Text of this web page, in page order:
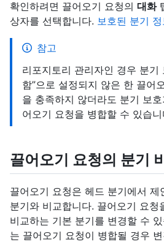
확인하려면 끌어오기 요청의 대화
상자를 선택합니다. 보호된 분기 정
참고
리포지토리 관리자인 경우 분기
함”으로 설정되지 않은 한 끌어
을 충족하지 않더라도 분기 보
어오기 요청을 병합할 수 있습니
끌어오기 요청의 분기
끌어오기 요청은 헤드 분기에서 제
분기와 비교합니다. 끌어오기 요청
비교하는 기본 분기를 변경할 수
는 끌어오기 요청이 병합될 경우